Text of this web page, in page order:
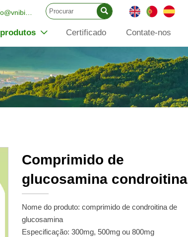
info@vnibioscience.com 
produtos  Certificado Contate-nos
Comprimido de
glucosamina condroitina
Nome do produto: comprimido de condroitina de
glucosamina
Especificação: 300mg, 500mg ou 800mg